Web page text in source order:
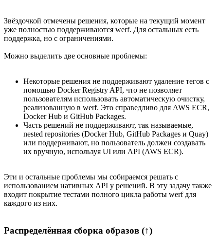
Звёздочкой отмечены решения, которые на текущий момент
уже полностью поддерживаются werf. Для остальных есть
поддержка, но с ограничениями.
Можно выделить две основные проблемы:
Некоторые решения не поддерживают удаление тегов с
помощью Docker Registry API, что не позволяет
пользователям использовать автоматическую очистку,
реализованную в werf. Это справедливо для AWS ECR,
Docker Hub и GitHub Packages.
Часть решений не поддерживают, так называемые,
nested repositories (Docker Hub, GitHub Packages и Quay)
или поддерживают, но пользователь должен создавать
их вручную, используя UI или API (AWS ECR).
Эти и остальные проблемы мы собираемся решать с
использованием нативных API у решений. В эту задачу также
входит покрытие тестами полного цикла работы werf для
каждого из них.
Распределённая сборка образов (↑)